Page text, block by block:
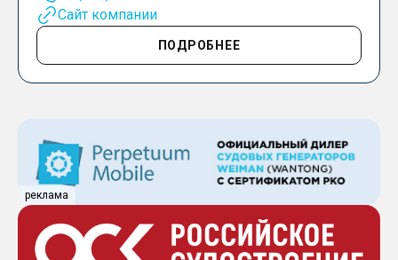
Сайт компании
ПОДРОБНЕЕ
реклама